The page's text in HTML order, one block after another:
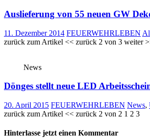
Auslieferung von 55 neuen GW
11. Dezember 2014 FEUERWEHRLEBEN
zurück zum Artikel << zurück 2 von 3 weiter
News
Dönges stellt neue LED
20. April 2015 FEUERWEHRLEBEN News,
zurück zum Artikel << zurück 2 von 2 1 2 3
Hinterlasse jetzt einen Kommentar